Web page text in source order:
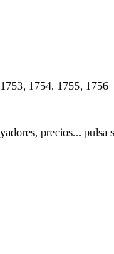
1754, 1755, 1756
precios...